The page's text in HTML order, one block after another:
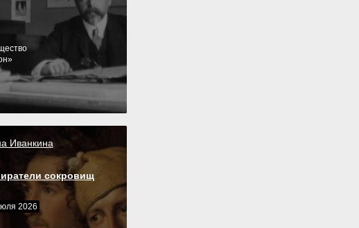
Иванкина
сокровищ
2026